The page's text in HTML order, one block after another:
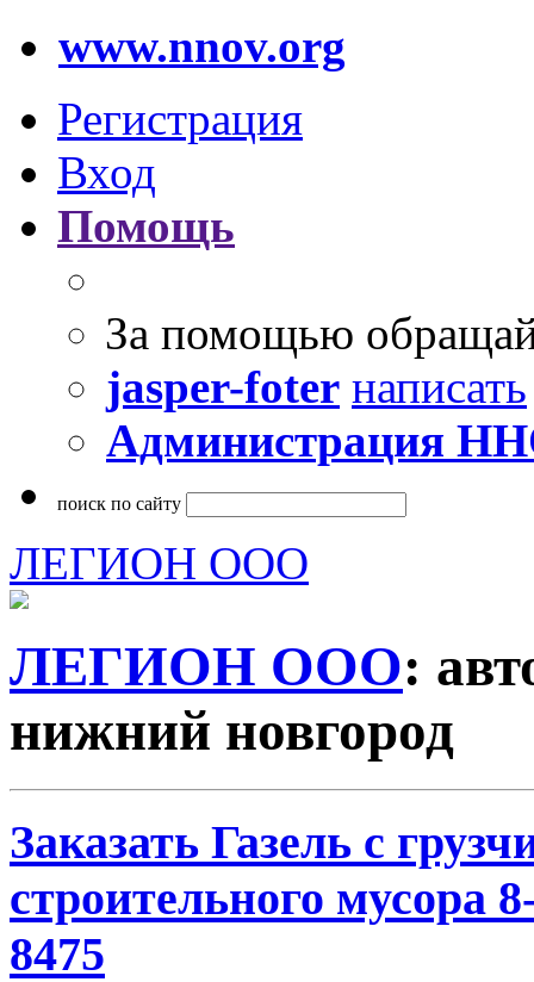
www.nnov.org
Регистрация
Вход
Помощь
За помощью
jasper-foter написать
Администрация
поиск по сайту
ЛЕГИОН ООО
ЛЕГИОН ООО:
нижний новгород
Заказать Газель с
строительного мусора
8475